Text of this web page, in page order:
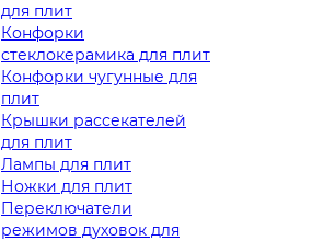
для плит
Конфорки
стеклокерамика для плит
Конфорки чугунные для
плит
Крышки рассекателей
для плит
Лампы для плит
Ножки для плит
Переключатели
режимов духовок для